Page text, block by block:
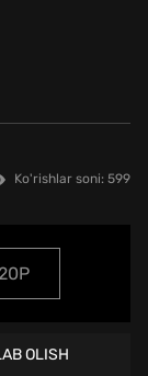
Ko'rishlar soni: 599
OLISH